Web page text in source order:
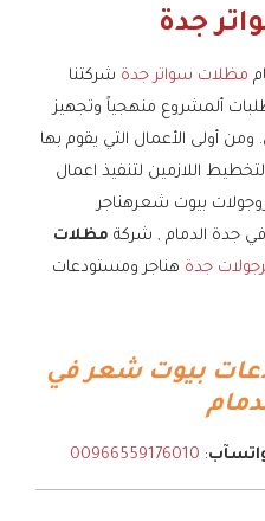
جدة
مظلات سواتر جدة شركتنا
ألمشروع منهجياً وتجهيز
ومن أولى الأعمال التي يقوم بها
اللازمين لتنفيذ اعمال
بيوت شعرهناجر
جدة الدمام , شركة مظلات
جدة هناجر ومستودعات
بيوت شعر في
:
00966559176010